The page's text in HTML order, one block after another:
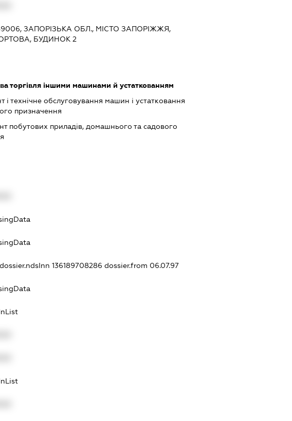
ЗАПОРІЗЬКА ОБЛ., МІСТО ЗАПОРІЖЖЯ,
БУДИНОК 2
торгівля іншими машинами й устаткованням
і технічне обслуговування машин і устатковання
призначення
побутових приладів, домашнього та садового
dossier.ndsInn 136189708286 dossier.from 06.07.97